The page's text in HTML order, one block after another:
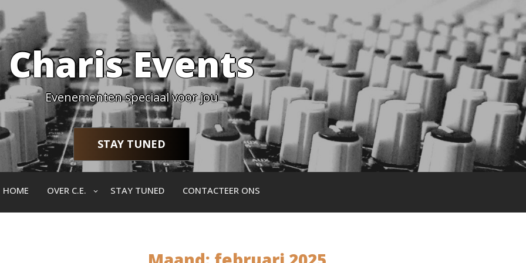
Charis Events
Evenementen speciaal voor jou
STAY TUNED
HOME OVER C.E. STAY TUNED CONTACTEER ONS